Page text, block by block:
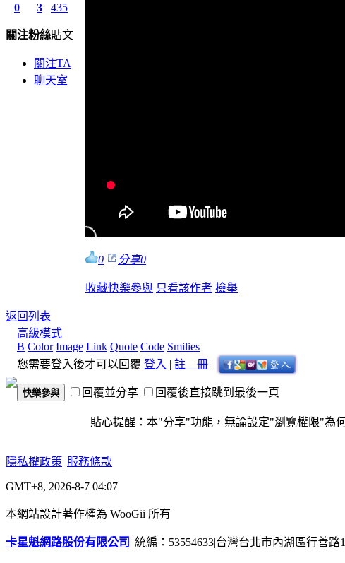
0
關注
3
粉絲
435
貼文
關注TA
聊天室
0 分享0
收藏快樂參與 只看該作者 檢舉
返回列表
高級模式
B Color Image Link Quote Code Smilies
您需要登入後才可以回覆 登入 | 註 冊 |
快樂參與 回覆並分享 回覆後直接跳到最後一頁
貼心提醒：本"分享"功能，無論設定"瀏覽權限"為何，
隱私權政策| 服務條款
GMT+8, 2026-8-7 04:07
本網站設計著作權為 WooGii 所有
卡星魁網路股份有限公司 | 統編：53554633|台灣台北市內湖區行善路